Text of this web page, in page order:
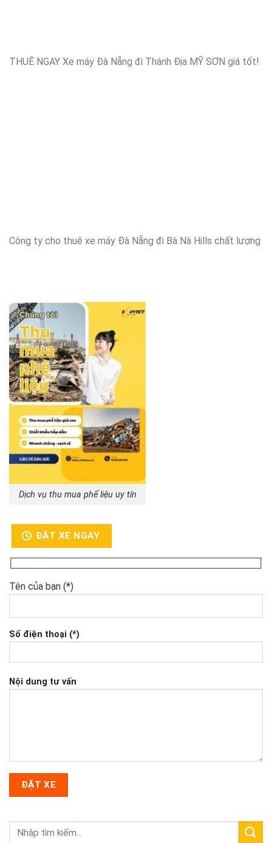
THUÊ NGAY Xe máy Đà Nẵng đi Thánh Địa MỸ SƠN giá tốt!
Công ty cho thuê xe máy Đà Nẵng đi Bà Nà Hills chất lượng
Dịch vụ thu mua phế liệu uy tín
ĐẶT XE NGAY
Tên của bạn (*)
Số điện thoại (*)
Nội dung tư vấn